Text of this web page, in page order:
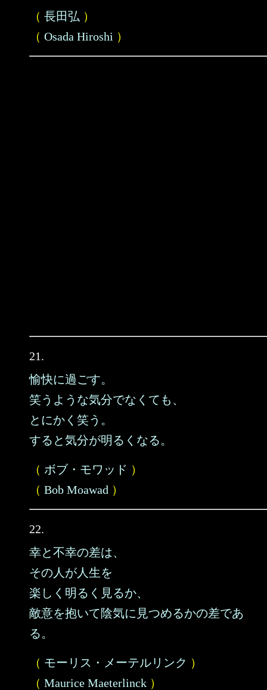
（ 長田弘 ）
（ Osada Hiroshi ）
21.
愉快に過ごす。
笑うような気分でなくても、
とにかく笑う。
すると気分が明るくなる。
（ ボブ・モワッド ）
（ Bob Moawad ）
22.
幸と不幸の差は、
その人が人生を
楽しく明るく見るか、
敵意を抱いて陰気に見つめるかの差であ
る。
（ モーリス・メーテルリンク ）
（ Maurice Maeterlinck ）